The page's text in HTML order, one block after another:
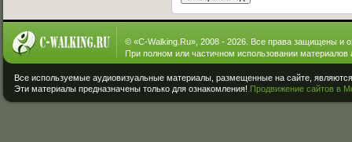
© «C-Walking.Ru», 2008 - 2026. Все права защищены и
При полном или частичном использовании материалов
Все используемые аудиовизуальные материалы, размещенные на сайте,
Эти материалы предназначены только для ознакомления! Продвижение сайтов в